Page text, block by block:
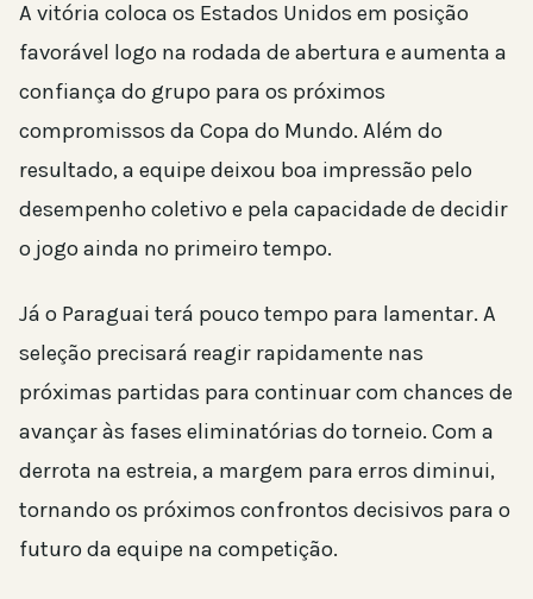
A vitória coloca os Estados Unidos em posição
favorável logo na rodada de abertura e aumenta a
confiança do grupo para os próximos
compromissos da Copa do Mundo. Além do
resultado, a equipe deixou boa impressão pelo
desempenho coletivo e pela capacidade de decidir
o jogo ainda no primeiro tempo.
Já o Paraguai terá pouco tempo para lamentar. A
seleção precisará reagir rapidamente nas
próximas partidas para continuar com chances de
avançar às fases eliminatórias do torneio. Com a
derrota na estreia, a margem para erros diminui,
tornando os próximos confrontos decisivos para o
futuro da equipe na competição.